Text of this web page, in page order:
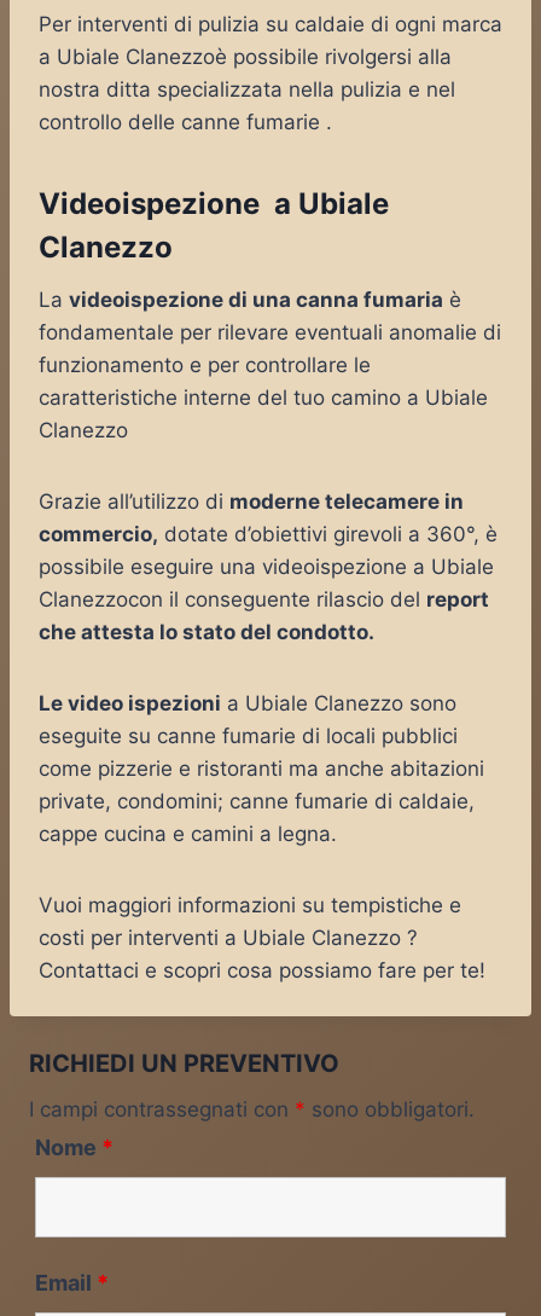
Per interventi di pulizia su caldaie di ogni marca
a Ubiale Clanezzoè possibile rivolgersi alla
nostra ditta specializzata nella pulizia e nel
controllo delle canne fumarie .
Videoispezione a Ubiale
Clanezzo
La videoispezione di una canna fumaria è
fondamentale per rilevare eventuali anomalie di
funzionamento e per controllare le
caratteristiche interne del tuo camino a Ubiale
Clanezzo
Grazie all’utilizzo di moderne telecamere in
commercio, dotate d’obiettivi girevoli a 360°, è
possibile eseguire una videoispezione a Ubiale
Clanezzocon il conseguente rilascio del report
che attesta lo stato del condotto.
Le video ispezioni a Ubiale Clanezzo sono
eseguite su canne fumarie di locali pubblici
come pizzerie e ristoranti ma anche abitazioni
private, condomini; canne fumarie di caldaie,
cappe cucina e camini a legna.
Vuoi maggiori informazioni su tempistiche e
costi per interventi a Ubiale Clanezzo ?
Contattaci e scopri cosa possiamo fare per te!
RICHIEDI UN PREVENTIVO
I campi contrassegnati con * sono obbligatori.
Nome *
Email *